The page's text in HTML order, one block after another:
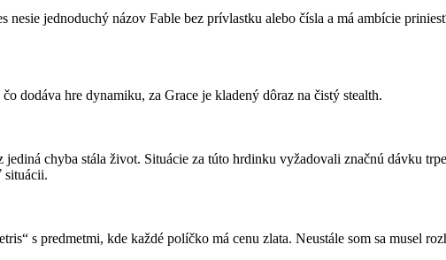
jednoduchý názov Fable bez prívlastku alebo čísla a má ambície
dodáva hre dynamiku, za Grace je kladený dôraz na čistý stealth.
chyba stála život. Situácie za túto hrdinku vyžadovali značnú dávku
situácii.
s predmetmi, kde každé políčko má cenu zlata. Neustále som sa musel